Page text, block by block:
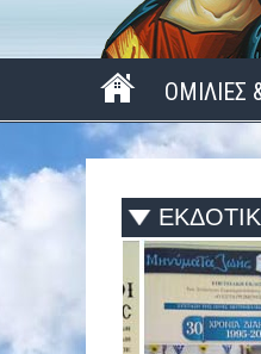
ΟΜΙΛΙΕΣ
ΠΕΡΙΟΔΟΣ
ΠΕΡΙΟΔΟΣ
ΠΕΡΙΟΔΟΣ
ΠΕΡΙΟΔΟΣ